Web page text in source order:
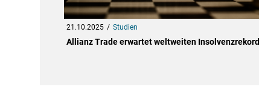
21.10.2025 Studien
Allianz Trade erwartet weltweiten Insolvenzrekord